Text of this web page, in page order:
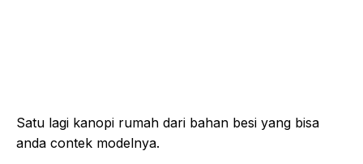
Satu lagi kanopi rumah dari bahan besi yang bisa
anda contek modelnya.